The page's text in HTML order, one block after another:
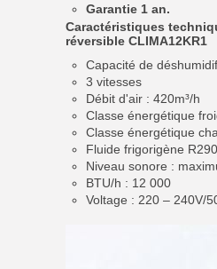
Garantie 1 an.
Caractéristiques
réversible CLIMA12KR1
Capacité de
3 vitesses
Débit d'air : 420m³/h
Classe énergétique
Classe énergétique
Fluide frigorigène R290
Niveau sonore :
BTU/h : 12 000
Voltage : 220 – 240V/